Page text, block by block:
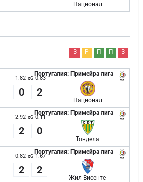
Национал
З Р П П З
Португалия: Примейра лига
1.82 xG 0.83
0 2
Национал
Португалия: Примейра лига
2.92 xG 0.11
2 0
Тондела
Португалия: Примейра лига
0.82 xG 1.67
2 2
Жил Висенте